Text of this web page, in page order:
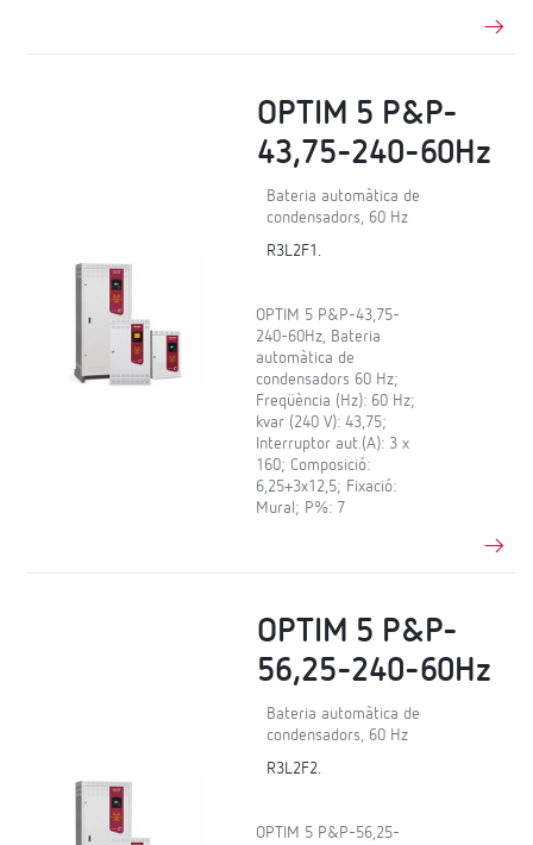
OPTIM 5 P&P-
43,75-240-60Hz
Bateria automàtica de
condensadors, 60 Hz
R3L2F1.
OPTIM 5 P&P-43,75-
240-60Hz, Bateria
automàtica de
condensadors 60 Hz;
Freqüència (Hz): 60 Hz;
kvar (240 V): 43,75;
Interruptor aut.(A): 3 x
160; Composició:
6,25+3x12,5; Fixació:
Mural; P%: 7
OPTIM 5 P&P-
56,25-240-60Hz
Bateria automàtica de
condensadors, 60 Hz
R3L2F2.
OPTIM 5 P&P-56,25-